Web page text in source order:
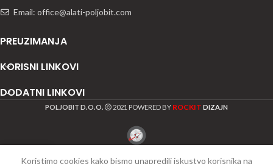
Email: office@alati-poljobit.com
PREUZIMANJA
KORISNI LINKOVI
DODATNI LINKOVI
POLJOBIT D.O.O. 2021 POWERED BY ROCKIT DIZAJN
Koristimo cookies kako bismo unapredili iskustvo korisnika na